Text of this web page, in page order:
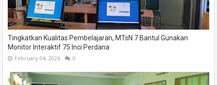
Tingkatkan Kualitas Pembelajaran, MTsN 7 Bantul Gunakan
Monitor Interaktif 75 Inci Perdana
February 04, 2026 0